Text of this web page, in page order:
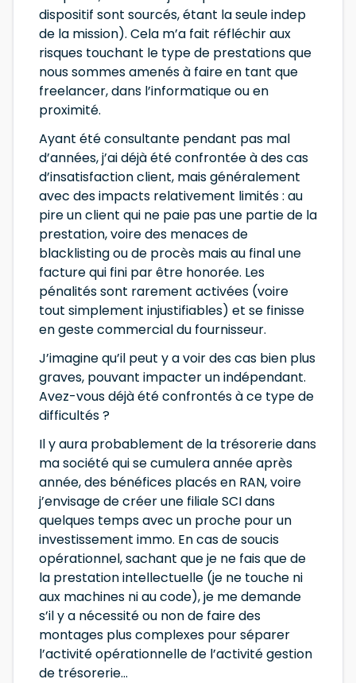
dispositif sont sourcés, étant la seule indep
de la mission). Cela m’a fait réfléchir aux
risques touchant le type de prestations que
nous sommes amenés à faire en tant que
freelancer, dans l’informatique ou en
proximité.
Ayant été consultante pendant pas mal
d’années, j’ai déjà été confrontée à des cas
d’insatisfaction client, mais généralement
avec des impacts relativement limités : au
pire un client qui ne paie pas une partie de la
prestation, voire des menaces de
blacklisting ou de procès mais au final une
facture qui fini par être honorée. Les
pénalités sont rarement activées (voire
tout simplement injustifiables) et se finisse
en geste commercial du fournisseur.
J’imagine qu’il peut y a voir des cas bien plus
graves, pouvant impacter un indépendant.
Avez-vous déjà été confrontés à ce type de
difficultés ?
Il y aura probablement de la trésorerie dans
ma société qui se cumulera année après
année, des bénéfices placés en RAN, voire
j’envisage de créer une filiale SCI dans
quelques temps avec un proche pour un
investissement immo. En cas de soucis
opérationnel, sachant que je ne fais que de
la prestation intellectuelle (je ne touche ni
aux machines ni au code), je me demande
s’il y a nécessité ou non de faire des
montages plus complexes pour séparer
l’activité opérationnelle de l’activité gestion
de trésorerie…